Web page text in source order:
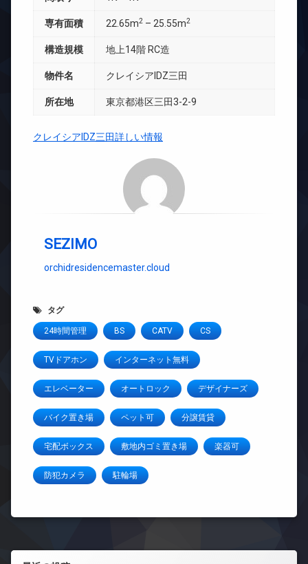
専有面積 22.65m2 – 25.55m2
構造規模 地上14階 RC造
物件名 クレイシアIDZ三田
所在地 東京都港区三田3-2-9
クレイシアIDZ三田詳しい情報
SEZIMO
orchidresidencemaster.cloud
タグ
24時間管理 BS CATV CS
TVドアホン インターネット無料
エレベーター オートロック デザイナーズ
バイク置き場 ペット可 分譲賃貸
宅配ボックス 敷地内ゴミ置き場 楽器可
防犯カメラ 駐輪場
左サイドバー